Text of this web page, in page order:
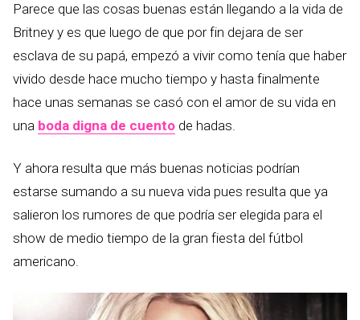
Parece que las cosas buenas están llegando a la vida de
Britney y es que luego de que por fin dejara de ser
esclava de su papá, empezó a vivir como tenía que haber
vivido desde hace mucho tiempo y hasta finalmente
hace unas semanas se casó con el amor de su vida en
una boda digna de cuento de hadas.
Y ahora resulta que más buenas noticias podrían
estarse sumando a su nueva vida pues resulta que ya
salieron los rumores de que podría ser elegida para el
show de medio tiempo de la gran fiesta del fútbol
americano.